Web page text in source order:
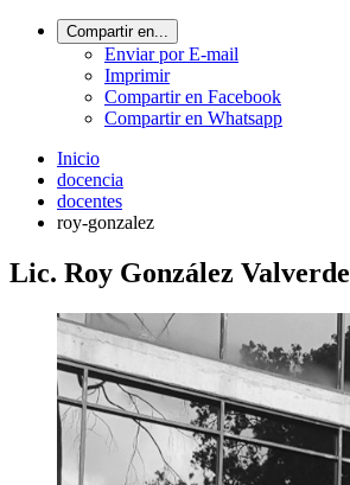
Compartir en...
Enviar por E-mail
Imprimir
Compartir en Facebook
Compartir en Whatsapp
Inicio
docencia
docentes
roy-gonzalez
Lic. Roy González Valverde